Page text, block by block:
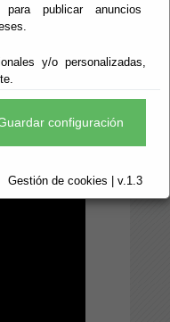
para publicar anuncios
y/o personalizadas,
configuración
Gestión de cookies | v.1.3